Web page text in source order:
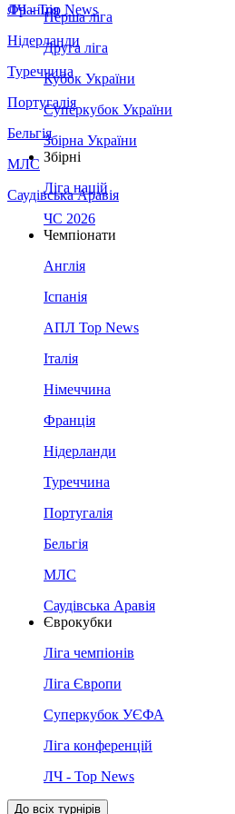
Франція
Нідерланди
Туреччина
Португалія
Бельгія
МЛС
Саудівська Аравія
ЛЧ - Top News
Перша ліга
Друга ліга
Кубок України
Суперкубок України
Збірна України
Збірні
Ліга націй
ЧС 2026
Чемпіонати
Англія
Іспанія
АПЛ Top News
Італія
Німеччина
Франція
Нідерланди
Туреччина
Португалія
Бельгія
МЛС
Саудівська Аравія
Єврокубки
Ліга чемпіонів
Ліга Європи
Суперкубок УЄФА
Ліга конференцій
ЛЧ - Top News
До всіх турнірів